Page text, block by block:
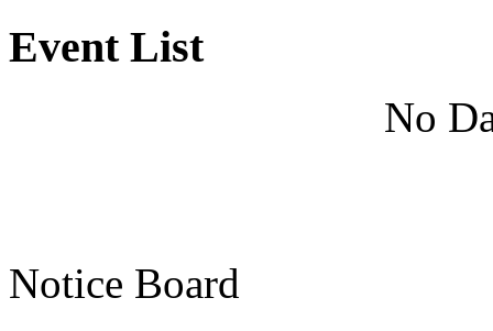
Event List
No
Notice Board